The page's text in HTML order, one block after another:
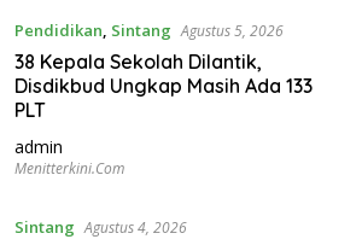
Pendidikan, Sintang Agustus 5, 2026
38 Kepala Sekolah Dilantik,
Disdikbud Ungkap Masih Ada 133
PLT
admin
Menitterkini.com
Sintang Agustus 4, 2026